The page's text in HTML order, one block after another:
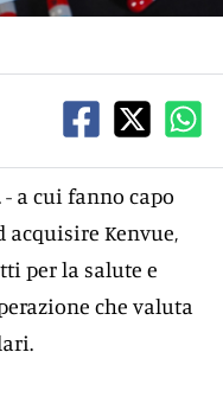
a cui fanno capo
acquisire Kenvue,
per la salute e
che valuta